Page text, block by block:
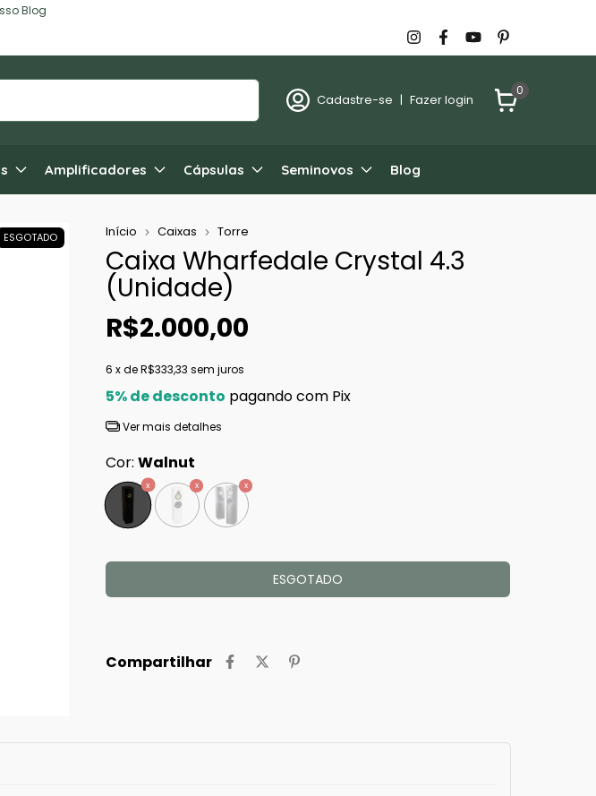
Blog
Cadastre-se | Fazer login
0
Amplificadores Cápsulas Seminovos Blog
ESGOTADO Início Caixas Torre
Caixa Wharfedale Crystal 4.3
(Unidade)
R$2.000,00
6 x deR$333,33 sem juros
5% de desconto pagando com Pix
Ver mais detalhes
Cor: Walnut
Compartilhar